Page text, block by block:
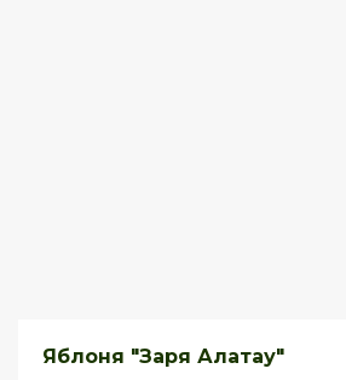
Яблоня "Заря Алатау"